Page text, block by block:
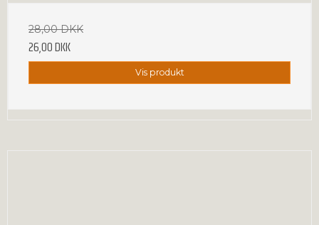
28,00 DKK
26,00 DKK
Vis produkt